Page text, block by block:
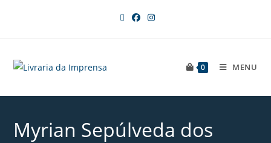
0 MENU
Myrian Sepúlveda dos